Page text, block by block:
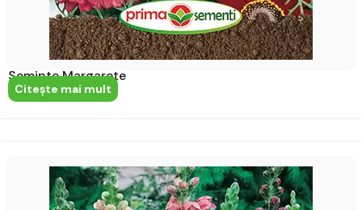
Seminte Margarete
Citeşte mai mult